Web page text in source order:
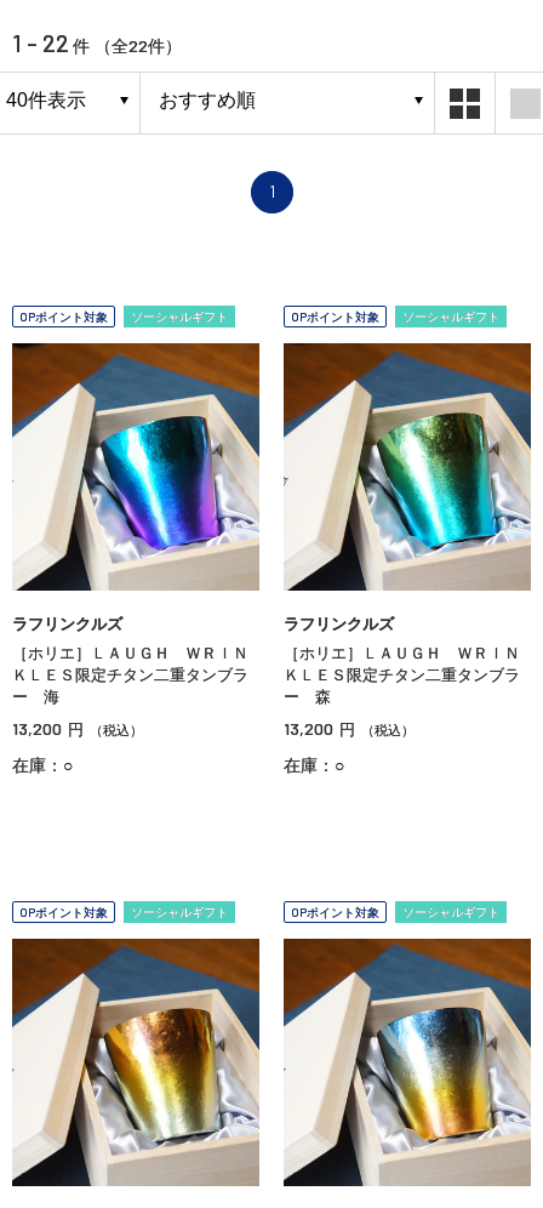
1 - 22 件 （全22件）
1
OPポイント対象 ソーシャルギフト
ラフリンクルズ
［ホリエ］ＬＡＵＧＨ ＷＲＩＮ
ＫＬＥＳ限定チタン二重タンブラ
ー 海
13,200 円 （税込）
在庫：○
OPポイント対象 ソーシャルギフト
ラフリンクルズ
［ホリエ］ＬＡＵＧＨ ＷＲＩＮ
ＫＬＥＳ限定チタン二重タンブラ
ー 森
13,200 円 （税込）
在庫：○
OPポイント対象 ソーシャルギフト OPポイント対象 ソーシャルギフト